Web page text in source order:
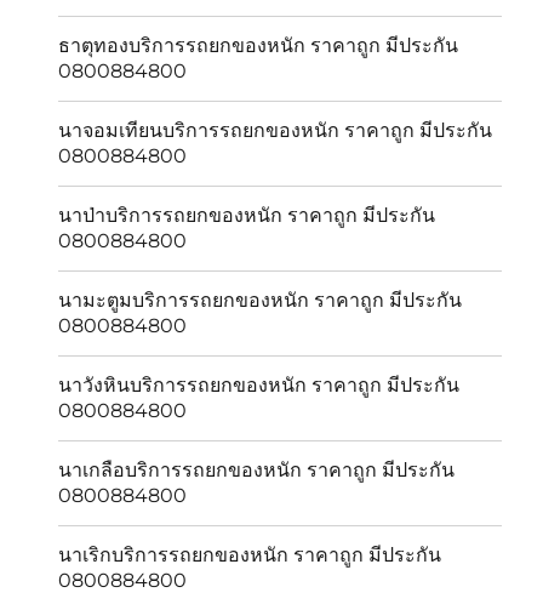
ธาตุทองบริการรถยกของหนัก ราคาถูก มีประกัน
0800884800
นาจอมเทียนบริการรถยกของหนัก ราคาถูก มีประกัน
0800884800
นาป่าบริการรถยกของหนัก ราคาถูก มีประกัน
0800884800
นามะตูมบริการรถยกของหนัก ราคาถูก มีประกัน
0800884800
นาวังหินบริการรถยกของหนัก ราคาถูก มีประกัน
0800884800
นาเกลือบริการรถยกของหนัก ราคาถูก มีประกัน
0800884800
นาเริกบริการรถยกของหนัก ราคาถูก มีประกัน
0800884800